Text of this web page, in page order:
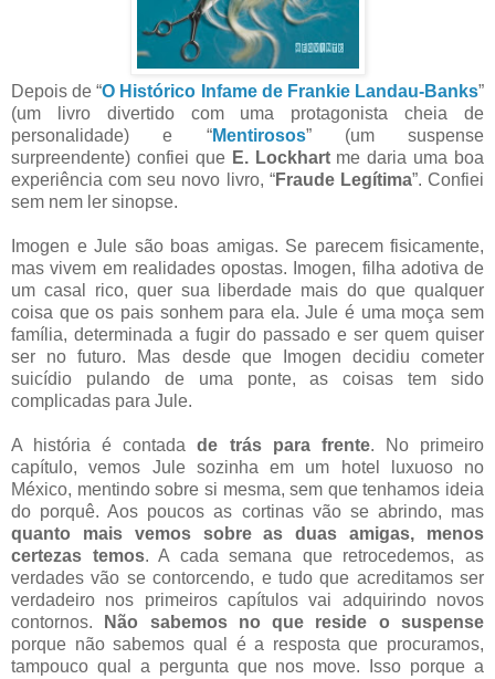
Depois de “O Histórico Infame de Frankie Landau-Banks”
(um livro divertido com uma protagonista cheia de
personalidade) e “Mentirosos” (um suspense
surpreendente) confiei que E. Lockhartme daria uma boa
experiência com seu novo livro, “Fraude Legítima”. Confiei
sem nem ler sinopse.
Imogen e Jule são boas amigas. Se parecem fisicamente,
mas vivem em realidades opostas. Imogen, filha adotiva de
um casal rico, quer sua liberdade mais do que qualquer
coisa que os pais sonhem para ela. Jule é uma moça sem
família, determinada a fugir do passado e ser quem quiser
ser no futuro. Mas desde que Imogen decidiu cometer
suicídio pulando de uma ponte, as coisas tem sido
complicadas para Jule.
A história é contadade trás para frente. No primeiro
capítulo, vemos Jule sozinha em um hotel luxuoso no
México, mentindo sobre si mesma, sem que tenhamos ideia
do porquê. Aos poucos as cortinas vão se abrindo, mas
quanto mais vemos sobre as duas amigas, menos
certezas temos. A cada semana que retrocedemos, as
verdades vão se contorcendo, e tudo que acreditamos ser
verdadeiro nos primeiros capítulos vai adquirindo novos
contornos.
Não sabemos no que reside o suspense
porque não sabemos qual é a resposta que procuramos,
tampouco qual a pergunta que nos move. Isso porque a